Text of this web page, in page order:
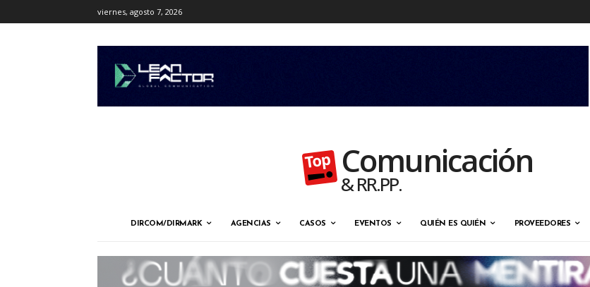
viernes, agosto 7, 2026
Comunicación
& RR.PP.
DIRCOM/DIRMARK AGENCIAS CASOS EVENTOS QUIÉN ES QUIÉN PROVEEDORES